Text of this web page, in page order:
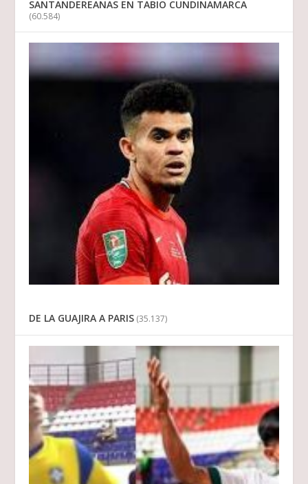
SANTANDEREANAS EN TABIO CUNDINAMARCA
(60.584)
DE LA GUAJIRA A PARIS (35.137)